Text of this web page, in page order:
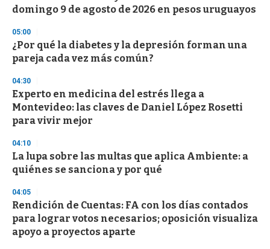
o
f
3
s
e
c
n
d
s
domingo 9 de agosto de 2026 en pesos uruguayos
05:00
¿Por qué la diabetes y la depresión forman una
pareja cada vez más común?
04:30
Experto en medicina del estrés llega a
Montevideo: las claves de Daniel López Rosetti
para vivir mejor
04:10
La lupa sobre las multas que aplica Ambiente: a
quiénes se sanciona y por qué
04:05
Rendición de Cuentas: FA con los días contados
para lograr votos necesarios; oposición visualiza
apoyo a proyectos aparte